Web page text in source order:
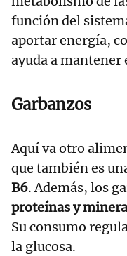
función del
aportar energía,
ayuda a mantener
Garbanzos
Aquí va otro
que también es
B6. Además, los
proteínas y
Su consumo
la glucosa.